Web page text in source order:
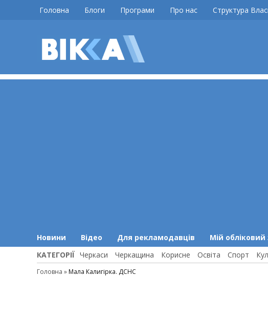
Головна Блоги Програми Про нас Структура
Новини Відео Для рекламодавців Мій обліковий
КАТЕГОРІЇ Черкаси Черкащина Корисне Освіта Спорт
Головна » Мала Калигірка. ДСНС